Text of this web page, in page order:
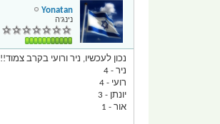
Yonatan
נינג'ה
נכון לעכשיו, ניר ורועי בקרב צמוד!!
ניר - 4
רועי - 4
יונתן - 3
אור - 1